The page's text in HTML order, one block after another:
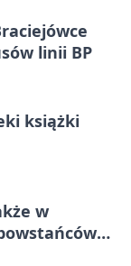
linii BP
książki
w